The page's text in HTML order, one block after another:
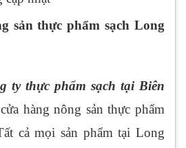
sản thực phẩm sạch Long
ty thực phẩm sạch tại Biên
hàng nông sản thực phẩm
cả mọi sản phẩm tại Long